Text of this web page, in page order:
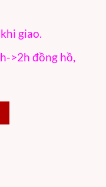
giao.
>2h đồng hồ,